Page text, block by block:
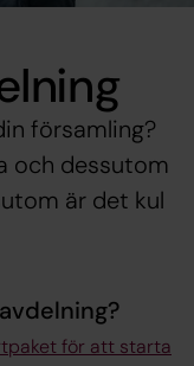
församling?
och dessutom
är det kul
för att starta